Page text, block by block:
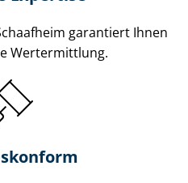
garantiert Ihnen
Wertermittlung.